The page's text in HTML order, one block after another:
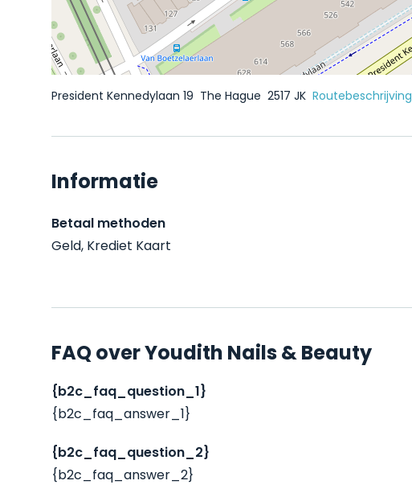
President Kennedylaan 19 The Hague 2517 JK Routebeschrijving
Informatie
Betaal methoden
Geld, Krediet Kaart
FAQ over Youdith Nails & Beauty
{b2c_faq_question_1}
{b2c_faq_answer_1}
{b2c_faq_question_2}
{b2c_faq_answer_2}